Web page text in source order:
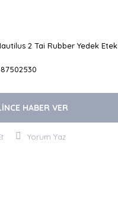
2 Tai Rubber Yedek Etek
HABER VER
Yorum Yaz